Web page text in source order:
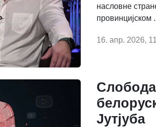
насловне
провинцијском
16. апр. 2026,
Јутјуба